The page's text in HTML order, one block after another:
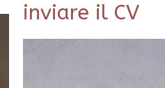
inviare il CV